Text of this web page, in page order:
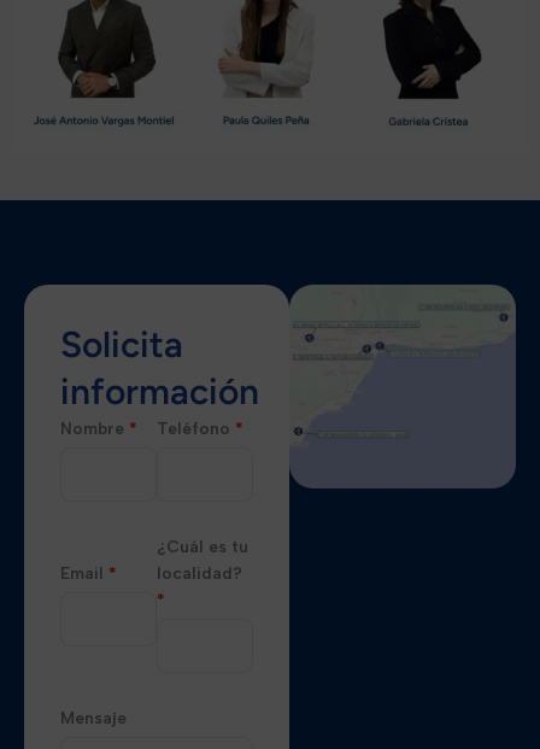
Solicita
información
Nombre * Teléfono *
Email *
¿Cuál es tu
localidad?
*
Mensaje